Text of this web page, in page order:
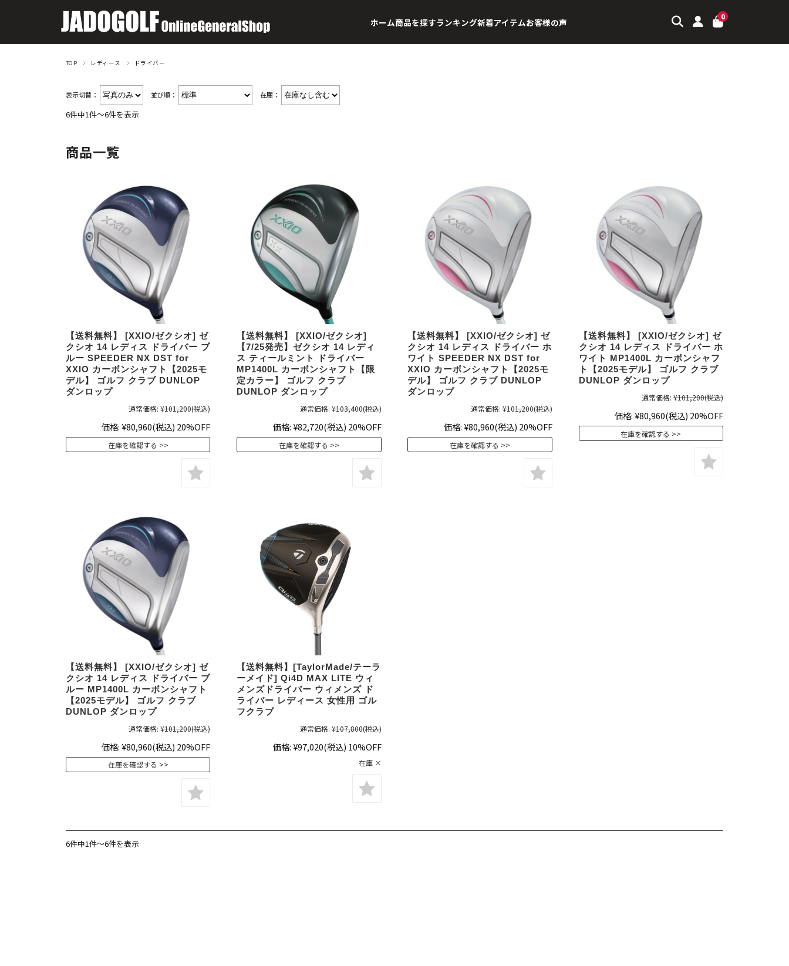
ホーム商品を探すランキング新着アイテムお客様の声 0
TOP レディース ドライバー
表示切替： 並び順： 在庫：
6件中1件～6件を表示
商品一覧
【送料無料】 [XXIO/ゼクシオ] ゼ
クシオ 14 レディス ドライバー ブ
ルー SPEEDER NX DST for
XXIO カーボンシャフト【2025モ
デル】 ゴルフ クラブ DUNLOP
ダンロップ
通常価格: ¥101,200(税込)
価格: ¥80,960(税込) 20%OFF
在庫を確認する
【送料無料】 [XXIO/ゼクシオ]
【7/25発売】ゼクシオ 14 レディ
ス ティールミント ドライバー
MP1400L カーボンシャフト【限
定カラー】 ゴルフ クラブ
DUNLOP ダンロップ
通常価格: ¥103,400(税込)
価格: ¥82,720(税込) 20%OFF
在庫を確認する
【送料無料】 [XXIO/ゼクシオ] ゼ
クシオ 14 レディス ドライバー ホ
ワイト SPEEDER NX DST for
XXIO カーボンシャフト【2025モ
デル】 ゴルフ クラブ DUNLOP
ダンロップ
通常価格: ¥101,200(税込)
価格: ¥80,960(税込) 20%OFF
在庫を確認する
【送料無料】 [XXIO/ゼクシオ] ゼ
クシオ 14 レディス ドライバー ホ
ワイト MP1400L カーボンシャフ
ト【2025モデル】 ゴルフ クラブ
DUNLOP ダンロップ
通常価格: ¥101,200(税込)
価格: ¥80,960(税込) 20%OFF
在庫を確認する
【送料無料】 [XXIO/ゼクシオ] ゼ
クシオ 14 レディス ドライバー ブ
ルー MP1400L カーボンシャフト
【2025モデル】 ゴルフ クラブ
DUNLOP ダンロップ
通常価格: ¥101,200(税込)
価格: ¥80,960(税込) 20%OFF
在庫を確認する
【送料無料】[TaylorMade/テーラ
ーメイド] Qi4D MAX LITE ウィ
メンズドライバー ウィメンズ ド
ライバー レディース 女性用 ゴル
フクラブ
通常価格: ¥107,800(税込)
価格: ¥97,020(税込) 10%OFF
在庫 ×
6件中1件～6件を表示